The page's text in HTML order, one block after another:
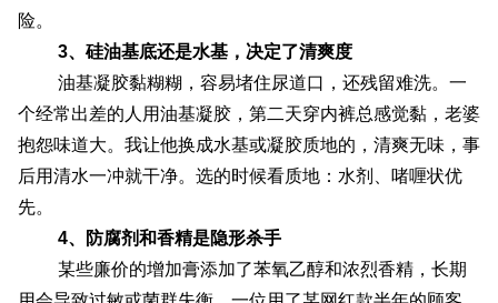
险。
3、硅油基底还是水基，决定了清爽度
油基凝胶黏糊糊，容易堵住尿道口，还残留难洗。一
个经常出差的人用油基凝胶，第二天穿内裤总感觉黏，老婆
抱怨味道大。我让他换成水基或凝胶质地的，清爽无味，事
后用清水一冲就干净。选的时候看质地：水剂、啫喱状优
先。
4、防腐剂和香精是隐形杀手
某些廉价的增加膏添加了苯氧乙醇和浓烈香精，长期